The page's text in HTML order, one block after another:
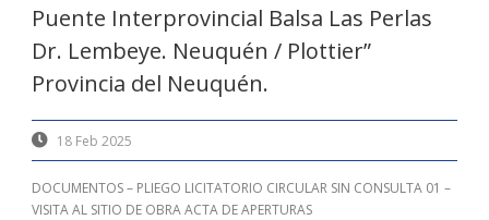
Puente Interprovincial Balsa Las Perlas
Dr. Lembeye. Neuquén / Plottier”
Provincia del Neuquén.
18 Feb 2025
DOCUMENTOS – PLIEGO LICITATORIO CIRCULAR SIN CONSULTA 01 –
VISITA AL SITIO DE OBRA ACTA DE APERTURAS